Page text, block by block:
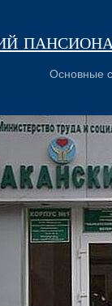
Основные